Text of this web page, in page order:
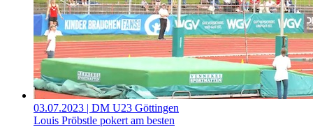
03.07.2023 | DM U23 Göttingen
Louis Pröbstle pokert am besten